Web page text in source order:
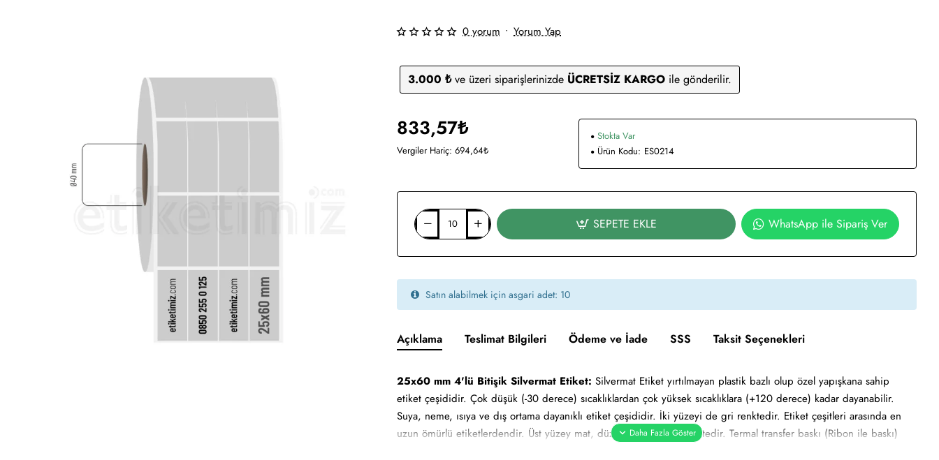
3.000 ₺ve üzeri siparişlerinizde ÜCRETSİZ KARGOile gönderilir.
0 yorum • Yorum Yap
833,57₺
Vergiler Hariç: 694,64₺
Stokta Var
Ürün Kodu: ES0214
SEPETE EKLE WhatsApp ile Sipariş Ver
Satın alabilmek için asgari adet: 10
Açıklama Teslimat Bilgileri Ödeme ve İade SSS Taksit Seçenekleri
25x60 mm 4'lü Bitişik Silvermat Etiket: Silvermat Etiket yırtılmayan plastik bazlı olup özel yapışkana sahip
etiket çeşididir. Çok düşük (-30 derece) sıcaklıklardan çok yüksek sıcaklıklara (+120 derece) kadar dayanabilir.
Suya, neme, ısıya ve dış ortama dayanıklı etiket çeşididir. İki yüzeyi de gri renktedir. Etiket çeşitleri arasında en
uzun ömürlü etiketlerdendir. Üst yüzey mat, düz ve gri metalik renktedir. Termal transfer baskı (Ribon ile baskı)